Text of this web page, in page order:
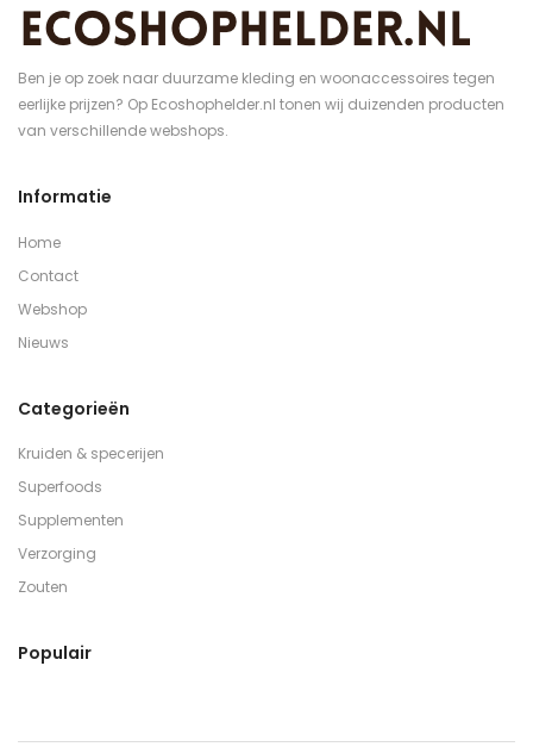
Ben je op zoek naar duurzame kleding en woonaccessoires tegen
eerlijke prijzen? Op Ecoshophelder.nl tonen wij duizenden producten
van verschillende webshops.
Informatie
Home
Contact
Webshop
Nieuws
Categorieën
Kruiden & specerijen
Superfoods
Supplementen
Verzorging
Zouten
Populair